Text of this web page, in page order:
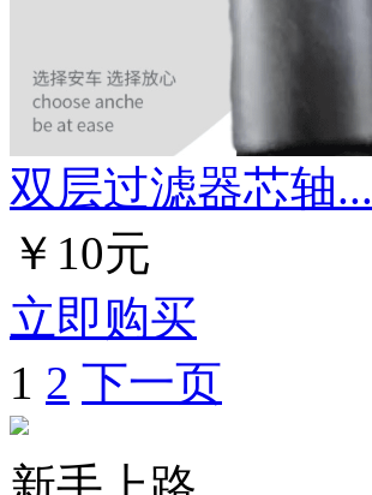
双层过滤器芯轴...
￥10元
立即购买
1 2 下一页